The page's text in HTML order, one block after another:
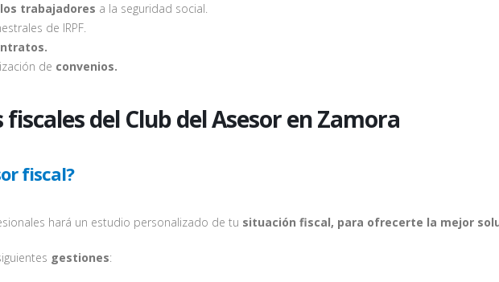
trabajadores a la seguridad social.
de IRPF.
de convenios.
fiscales del Club del Asesor en Zamora
fiscal?
hará un estudio personalizado de tu situación fiscal, para ofrecerte la mejor
gestiones: